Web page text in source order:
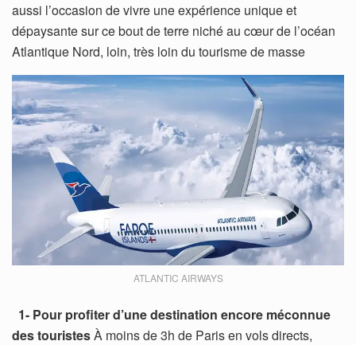
aussi l’occasion de vivre une expérience unique et
dépaysante sur ce bout de terre niché au cœur de l’océan
Atlantique Nord, loin, très loin du tourisme de masse
ATLANTIC AIRWAYS
1- Pour profiter d’une destination encore méconnue
des touristesÀ moins de 3h de Paris en vols directs,